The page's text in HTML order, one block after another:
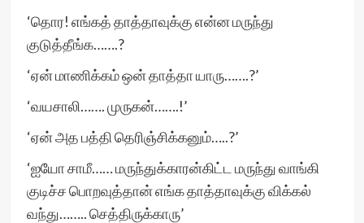
‘தொர! எங்கத் தாத்தாவுக்கு என்ன மருந்து
குடுத்தீங்க…….?
‘ஏன் மாணிக்கம் ஒன் தாத்தா யாரு…….?’
‘வயசாலி……. முருகன்…….!’
‘ஏன் அத பத்தி தெரிஞ்சிக்கனும்…..?’
‘ஐயோ சாமீ…… மருந்துக்காரன்கிட்ட மருந்து வாங்கி
குடிச்ச பொறவுத்தான் எங்க தாத்தாவுக்கு விக்கல்
வந்து…….. செத்திருக்காரு’